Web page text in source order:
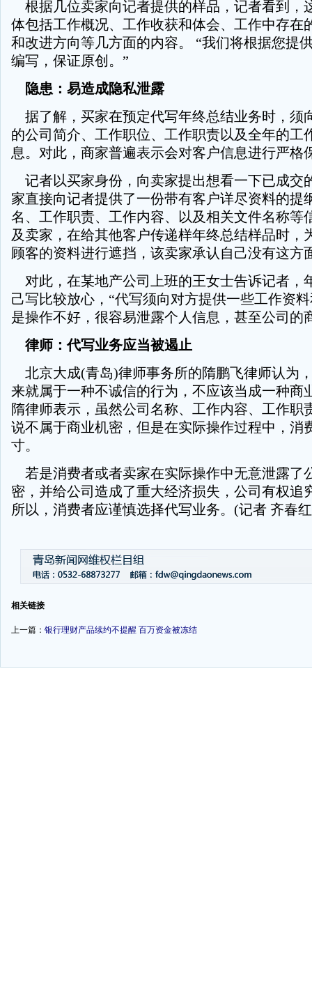
根据几位卖家向记者提供的样品，记者看到，
体包括工作概况、工作收获和体会、工作中存在
和改进方向等几方面的内容。 “我们将根据您提
编写，保证原创。”
隐患：易造成隐私泄露
据了解，买家在预定代写年终总结业务时，须
的公司简介、工作职位、工作职责以及全年的工
息。对此，商家普遍表示会对客户信息进行严格
记者以买家身份，向卖家提出想看一下已成交
家直接向记者提供了一份带有客户详尽资料的提
名、工作职责、工作内容、以及相关文件名称等
及卖家，在给其他客户传递样年终总结样品时，
顾客的资料进行遮挡，该卖家承认自己没有这方
对此，在某地产公司上班的王女士告诉记者，
己写比较放心，“代写须向对方提供一些工作资
是操作不好，很容易泄露个人信息，甚至公司的
律师：代写业务应当被遏止
北京大成(青岛)律师事务所的隋鹏飞律师认为
来就属于一种不诚信的行为，不应该当成一种商
隋律师表示，虽然公司名称、工作内容、工作职
说不属于商业机密，但是在实际操作过程中，消
寸。
若是消费者或者卖家在实际操作中无意泄露了
密，并给公司造成了重大经济损失，公司有权追
所以，消费者应谨慎选择代写业务。(记者 齐春
相关链接
上一篇： 银行理财产品续约不提醒 百万资金被冻结